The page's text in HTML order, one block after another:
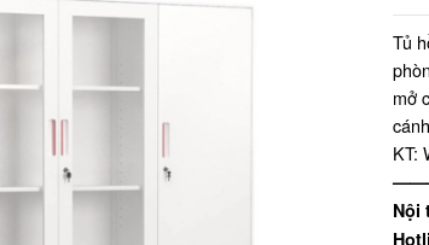
Tủ
mở
KT:
Nội